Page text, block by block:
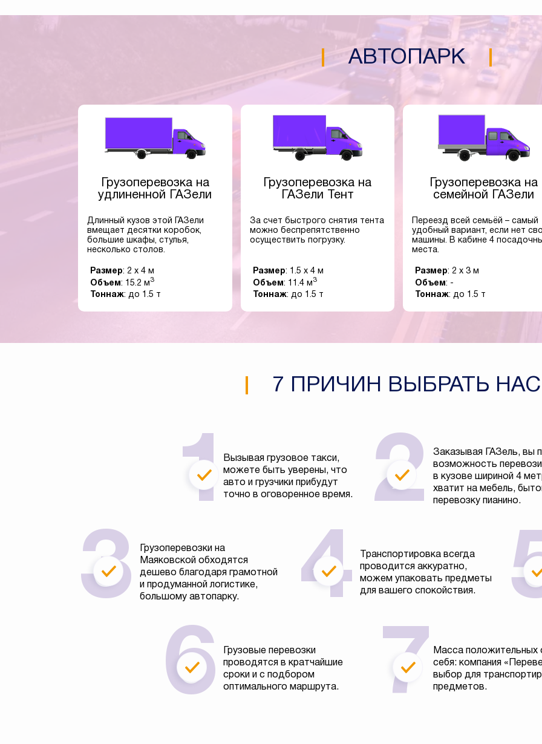
АВТОПАРК
Грузоперевозка на
удлиненной ГАЗели
Длинный кузов этой ГАЗели
вмещает десятки коробок,
большие шкафы, стулья,
несколько столов.
Размер: 2 x 4 м
Объем: 15.2 м 3
Тоннаж: до 1.5 т
Грузоперевозка на
ГАЗели Тент
За счет быстрого снятия тента
можно беспрепятственно
осуществить погрузку.
Размер: 1.5 x 4 м
Объем: 11.4 м 3
Тоннаж: до 1.5 т
Грузоперевозка на
семейной ГАЗели
Переезд всей семьёй – самый
удобный вариант, если нет
машины. В кабине 4
места.
Размер: 2 x 3 м
Объем: -
Тоннаж: до 1.5 т
7 ПРИЧИН ВЫБРАТЬ НАС
Вызывая грузовое такси,
можете быть уверены, что
авто и грузчики прибудут
точно в оговоренное время.
Заказывая ГАЗель, вы
возможность
в кузове шириной 4
хватит на мебель,
перевозку пианино.
Грузоперевозки на
Маяковской обходятся
дешево благодаря грамотной
и продуманной логистике,
большому автопарку.
Транспортировка всегда
проводится аккуратно,
можем упаковать предметы
для вашего спокойствия.
Грузовые перевозки
проводятся в кратчайшие
сроки и с подбором
оптимального маршрута.
Масса положительных
себя: компания
выбор для
предметов.